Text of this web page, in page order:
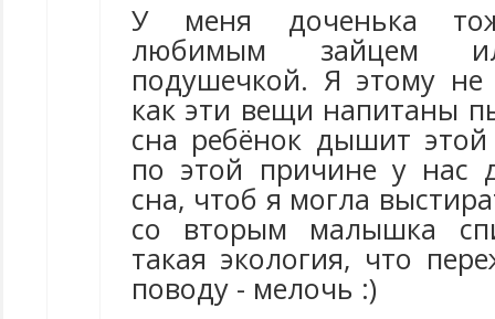
У меня доченька
любимым зайцем
подушечкой. Я этому
как эти вещи напитаны
сна ребёнок дышит
по этой причине у нас
сна, чтоб я могла
со вторым малышка
такая экология, что
поводу - мелочь :)